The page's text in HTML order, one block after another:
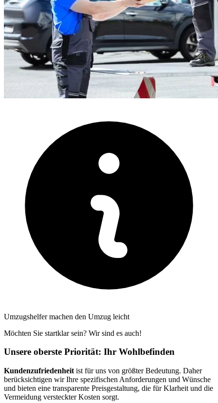
Umzugshelfer machen den Umzug leicht
Möchten Sie startklar sein? Wir sind es auch!
Unsere oberste Priorität: Ihr Wohlbefinden
Kundenzufriedenheit ist für uns von größter Bedeutung. Daher
berücksichtigen wir Ihre spezifischen Anforderungen und Wünsche
und bieten eine transparente Preisgestaltung, die für Klarheit und die
Vermeidung versteckter Kosten sorgt.